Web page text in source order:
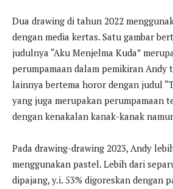
Dua drawing di tahun 2022
dengan media kertas. Satu gambar
judulnya “Aku Menjelma Kuda”
perumpamaan dalam pemikiran Andy
lainnya bertema horor dengan judul
yang juga merupakan perumpamaan
dengan kenakalan kanak-kanak
Pada drawing-drawing 2023, Andy
menggunakan pastel. Lebih dari
dipajang, y.i. 53% digoreskan dengan